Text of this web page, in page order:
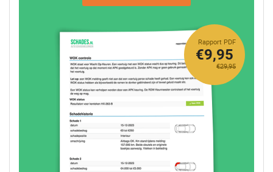
Rapport PDF
€29,95
€9,95